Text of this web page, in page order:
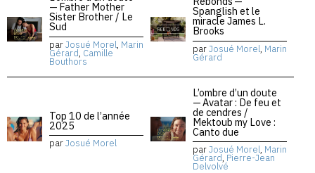
— Father Mother
Sister Brother / Le
Sud
parJosué Morel, Marin
Gérard, Camille
Bouthors
Spanglish et le
miracle James L.
Brooks
parJosué Morel, Marin
Gérard
Top 10 de l’année
2025
parJosué Morel
L’ombre d’un doute
— Avatar : De feu et
de cendres /
Mektoub my Love :
Canto due
parJosué Morel, Marin
Gérard, Pierre-Jean
Delvolvé